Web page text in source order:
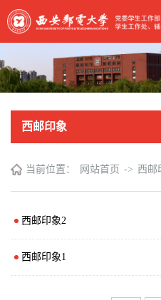
西邮印象
当前位置： 网站首页 -> 西邮
西邮印象2
西邮印象1